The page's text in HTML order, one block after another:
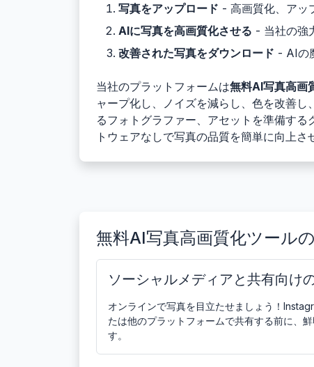
写真をアップロード - 高画質化、アッ
AIに写真を高画質化させる - 当社の強
改善された写真をダウンロード - AIの
当社のプラットフォームは無料AI写真高画
ャープ化し、ノイズを減らし、色を改善
るフォトグラファー、アセットを準備す
トウェアなしで写真の品質を簡単に向上さ
無料AI写真高画質化ツール
ソーシャルメディアと共有向け
オンラインで写真を目立たせましょう！
たは他のプラットフォームで共有する前に、
す。